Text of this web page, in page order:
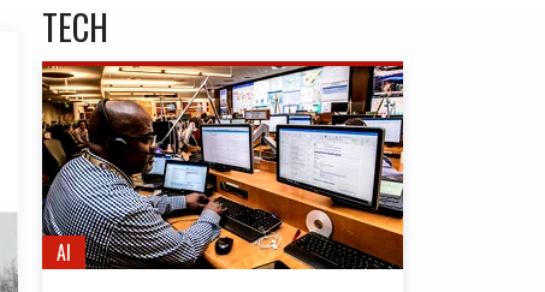
TECH
AI